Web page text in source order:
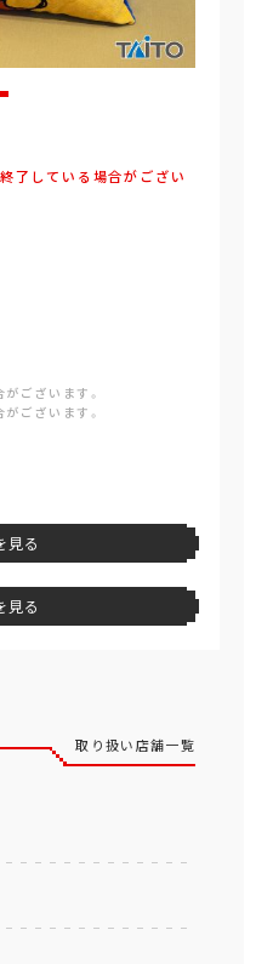
了している場合がござい
ございます。
ございます。
見る
見る
取り扱い店舗一覧